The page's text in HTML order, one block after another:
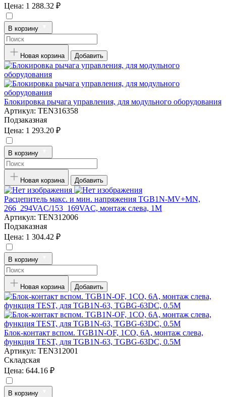
Цена: 1 288.32 ₽
В корзину
Новая корзина Добавить
Блокировка рычага управления, для модульного оборудования
Артикул: TEN316358
Подзаказная
Цена: 1 293.20 ₽
В корзину
Новая корзина Добавить
Расцепитель макс. и мин. напряжения TGB1N-MV+MN,
266_294VAC/153_169VAC, монтаж слева, 1M
Артикул: TEN312006
Подзаказная
Цена: 1 304.42 ₽
В корзину
Новая корзина Добавить
Блок-контакт вспом. TGB1N-OF, 1CO, 6A, монтаж слева,
функция TEST, для TGB1N-63, TGBG-63DC, 0.5M
Артикул: TEN312001
Складская
Цена: 644.16 ₽
В корзину